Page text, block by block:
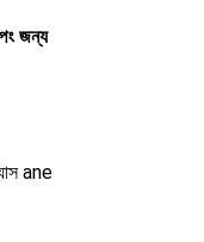
জন্য
ane